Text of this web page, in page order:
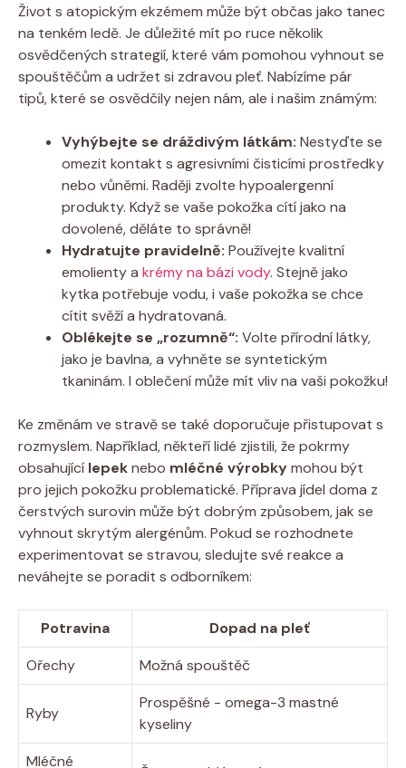
Život ‌s atopickým ⁤ekzémem může být občas jako tanec
na tenkém ‌ledě. Je důležité mít po ruce ‌několik
osvědčených strategií,⁤ které‍ vám pomohou vyhnout se
‍spouštěčům a udržet si zdravou ⁢pleť. Nabízíme pár
tipů, které se ⁢osvědčily ⁣nejen nám, ale i ⁢našim známým:
Vyhýbejte se dráždivým‍ látkám: Nestyďte se
omezit kontakt s agresivními čisticími prostředky
nebo vůněmi. Raději zvolte‌ hypoalergenní
produkty. Když se ⁣vaše ‍pokožka cítí jako na
dovolené, děláte to správně!
Hydratujte pravidelně: Používejte kvalitní
emolienty ⁢a krémy na bázi vody. Stejně​ jako
kytka potřebuje vodu, ⁢i‍ vaše pokožka se chce
cítit‌ svěží ⁣a hydratovaná.
Oblékejte se „rozumně“: Volte přírodní ‌látky,
jako je⁣ bavlna, a vyhněte se syntetickým ​
tkaninám.​ I ​oblečení může mít vliv na vaši pokožku!
Ke změnám ve ⁢stravě se ⁤také doporučuje přistupovat⁢ s
‌rozmyslem. Například,⁣ někteří⁣ lidé zjistili, že pokrmy
obsahující lepeknebo mléčné výrobkymohou být
⁢pro jejich pokožku problematické.⁤ Příprava jídel doma z
čerstvých surovin může být dobrým způsobem,‌ jak se
vyhnout skrytým ‍alergénům. Pokud se rozhodnete⁣
experimentovat ⁤se stravou,​ sledujte⁤ své reakce a
neváhejte⁤ se poradit s odborníkem:
Potravina
Dopad na pleť
Ořechy
Možná spouštěč
Ryby
Prospěšné ⁤- omega-3 mastné
kyseliny
Mléčné